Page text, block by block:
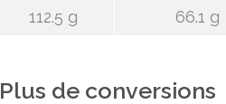
112.5 g 66.1 g
Plus de conversions